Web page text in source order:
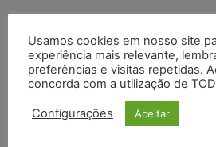
Inscreva-se
Usamos cookies em nosso site
experiência mais relevante,
preferências e visitas repetidas.
concorda com a utilização de
Configurações Aceitar